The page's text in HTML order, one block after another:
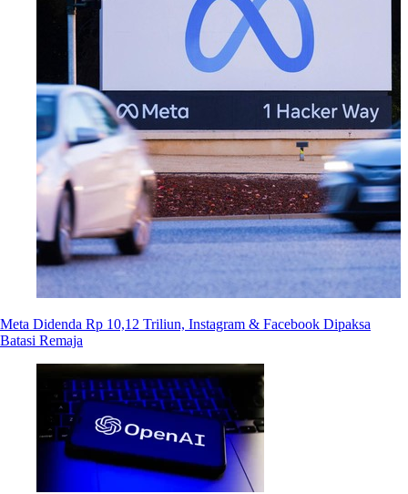
Meta Didenda Rp 10,12 Triliun, Instagram & Facebook Dipaksa
Batasi Remaja